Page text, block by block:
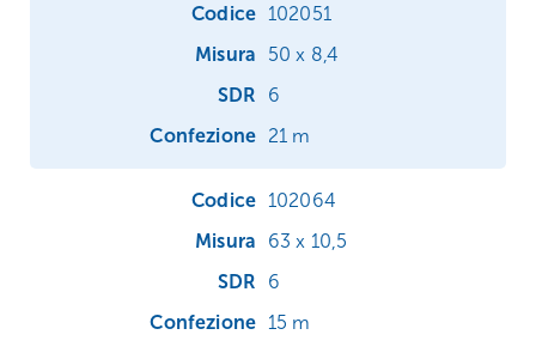
102051
50 x 8,4
6
21 m
102064
63 x 10,5
6
15 m